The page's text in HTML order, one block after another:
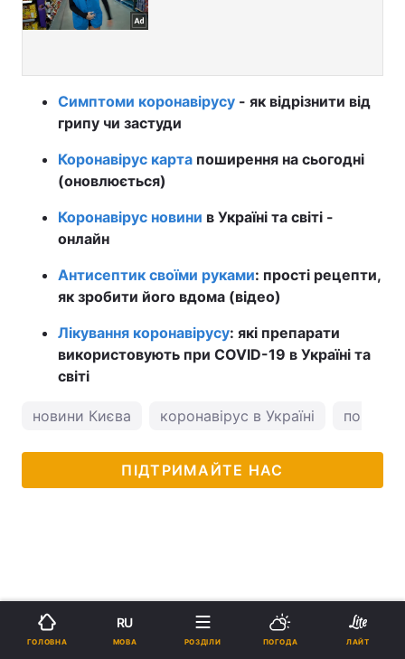
Симптоми коронавірусу - як відрізнити від
грипу чи застуди
Коронавірус карта поширення на сьогодні
(оновлюється)
Коронавірус новини в Україні та світі -
онлайн
Антисептик своїми руками: прості рецепти,
як зробити його вдома (відео)
Лікування коронавірусу: які препарати
використовують при COVID-19 в Україні та
світі
новини Києва коронавірус в Україні погода
ПІДТРИМАЙТЕ НАС
ГОЛОВНА
RU
МОВА РОЗДІЛИ ПОГОДА ЛАЙТ